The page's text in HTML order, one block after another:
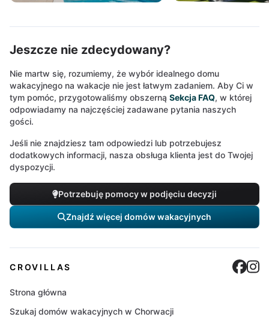
Jeszcze nie zdecydowany?
Nie martw się, rozumiemy, że wybór idealnego domu
wakacyjnego na wakacje nie jest łatwym zadaniem. Aby Ci w
tym pomóc, przygotowaliśmy obszerną Sekcja FAQ, w której
odpowiadamy na najczęściej zadawane pytania naszych
gości.
Jeśli nie znajdziesz tam odpowiedzi lub potrzebujesz
dodatkowych informacji, nasza obsługa klienta jest do Twojej
dyspozycji.
Potrzebuję pomocy w podjęciu decyzji
Znajdź więcej domów wakacyjnych
CROVILLAS
Strona główna
Szukaj domów wakacyjnych w Chorwacji